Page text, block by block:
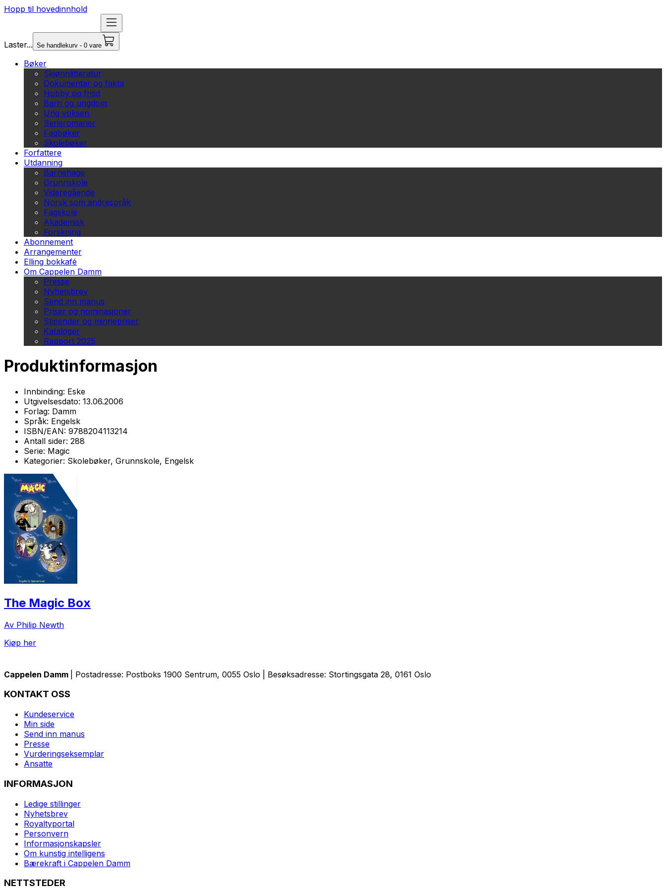
Hopp til hovedinnhold
Laster... Se handlekurv - 0 vare
Bøker
Skjønnlitteratur
Dokumentar og fakta
Hobby og fritid
Barn og ungdom
Ung voksen
Serieromaner
Fagbøker
Skolebøker
Forfattere
Utdanning
Barnehage
Grunnskole
Videregående
Norsk som andrespråk
Fagskole
Akademisk
Forskning
Abonnement
Arrangementer
Elling bokkafé
Om Cappelen Damm
Presse
Nyhetsbrev
Send inn manus
Priser og nominasjoner
Stipender og minnepriser
Kataloger
Rapport 2025
Produktinformasjon
Innbinding: Eske
Utgivelsesdato: 13.06.2006
Forlag: Damm
Språk: Engelsk
ISBN/EAN: 9788204113214
Antall sider: 288
Serie: Magic
Kategorier: Skolebøker, Grunnskole, Engelsk
The Magic Box
Av Philip Newth
Kjøp her
Cappelen Damm | Postadresse: Postboks 1900 Sentrum, 0055 Oslo | Besøksadresse: Stortingsgata 28, 0161 Oslo
KONTAKT OSS
Kundeservice
Min side
Send inn manus
Presse
Vurderingseksemplar
Ansatte
INFORMASJON
Ledige stillinger
Nyhetsbrev
Royaltyportal
Personvern
Informasjonskapsler
Om kunstig intelligens
Bærekraft i Cappelen Damm
NETTSTEDER